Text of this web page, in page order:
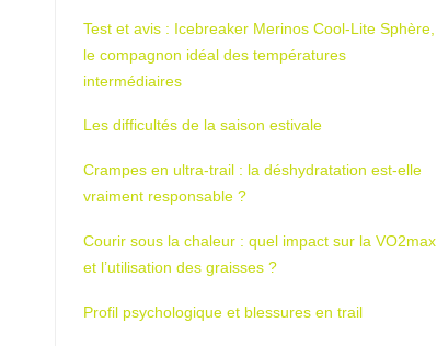
Test et avis : Icebreaker Merinos Cool-Lite Sphère,
le compagnon idéal des températures
intermédiaires
Les difficultés de la saison estivale
Crampes en ultra-trail : la déshydratation est-elle
vraiment responsable ?
Courir sous la chaleur : quel impact sur la VO2max
et l’utilisation des graisses ?
Profil psychologique et blessures en trail